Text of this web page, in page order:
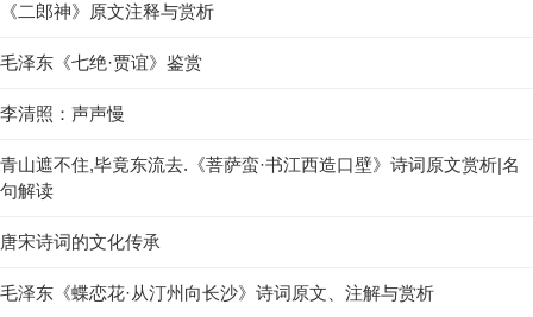
《二郎神》原文注释与赏析
毛泽东《七绝·贾谊》鉴赏
李清照：声声慢
青山遮不住,毕竟东流去.《菩萨蛮·书江西造口壁》诗词原文赏析|名
句解读
唐宋诗词的文化传承
毛泽东《蝶恋花·从汀州向长沙》诗词原文、注解与赏析